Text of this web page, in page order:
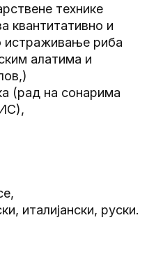
технике
квантитативно и
истраживање риба
алатима и
(рад на сонарима
италијански, руски.